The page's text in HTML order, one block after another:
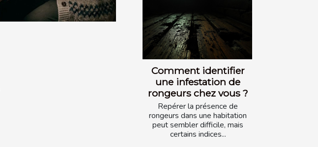
Comment identifier
une infestation de
rongeurs chez vous ?
Repérer la présence de
rongeurs dans une habitation
peut sembler difficile, mais
certains indices...